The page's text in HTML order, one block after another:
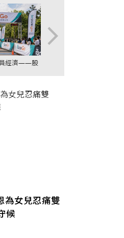
經濟——股
為女兒忍痛雙
候